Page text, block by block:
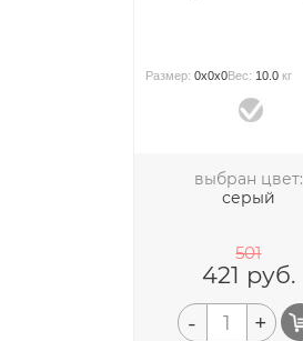
Размер:0x0x0Вес: 10.0 кг
выбран цвет:
серый
501
421 руб.
- +